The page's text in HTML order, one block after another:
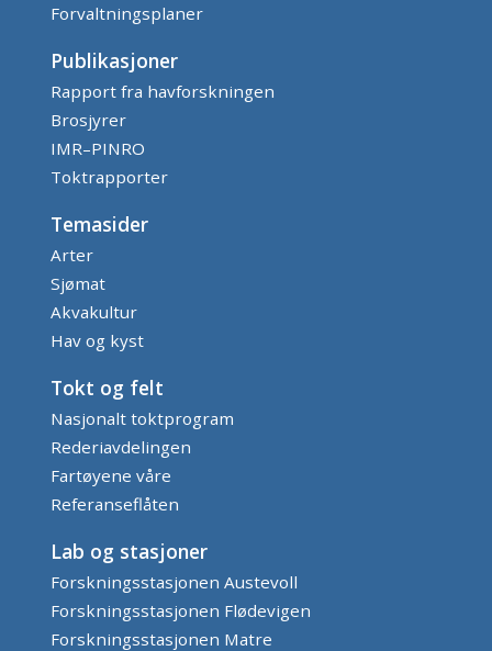
Forvaltningsplaner
Publikasjoner
Rapport fra havforskningen
Brosjyrer
IMR–PINRO
Toktrapporter
Temasider
Arter
Sjømat
Akvakultur
Hav og kyst
Tokt og felt
Nasjonalt toktprogram
Rederiavdelingen
Fartøyene våre
Referanseflåten
Lab og stasjoner
Forskningsstasjonen Austevoll
Forskningsstasjonen Flødevigen
Forskningsstasjonen Matre